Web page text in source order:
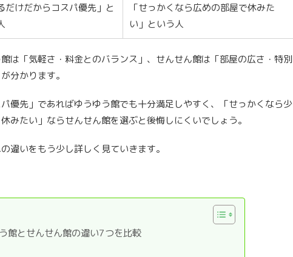
だけだからコスパ優先」と
「せっかくなら広めの部屋で休みた
い」という人
は「気軽さ・料金とのバランス」、せんせん館は「部屋の広さ・特別
分かります。
パ優先」であればゆうゆう館でも十分満足しやすく、「せっかくなら少
みたい」ならせんせん館を選ぶと後悔しにくいでしょう。
違いをもう少し詳しく見ていきます。
館とせんせん館の違い7つを比較